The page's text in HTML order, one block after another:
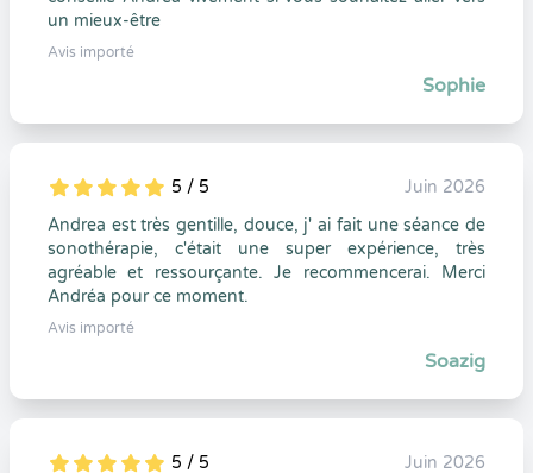
un mieux-être
Avis importé
Sophie
5
1
5
0 5 / 5
Juin 2026
Andrea est très gentille, douce, j' ai fait une séance de
sonothérapie, c'était une super expérience, très
agréable et ressourçante. Je recommencerai. Merci
Andréa pour ce moment.
Avis importé
Soazig
5 / 5
Juin 2026